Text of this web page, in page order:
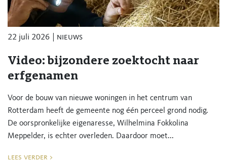
22 juli 2026 nieuws
Video: bijzondere zoektocht naar
erfgenamen
Voor de bouw van nieuwe woningen in het centrum van
Rotterdam heeft de gemeente nog één perceel grond nodig.
De oorspronkelijke eigenaresse, Wilhelmina Fokkolina
Meppelder, is echter overleden. Daardoor moet...
lees verder >